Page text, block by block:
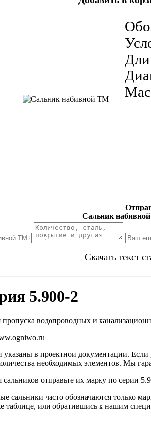
Сальник
Скачать текст
5.900-2
водопроводных и
указаны в проектной документации.
необходимых элементов. Мы
отправьте их марку по серии
часто обозначаются только
таблице, или обратившись к нашим